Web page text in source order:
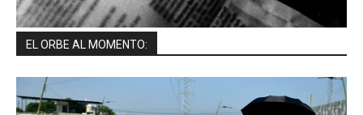
EL ORBE AL MOMENTO: